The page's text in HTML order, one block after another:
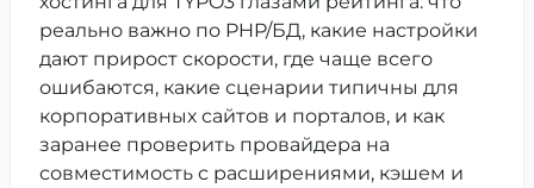
реально важно по PHP/БД, какие настройки
дают прирост скорости, где чаще всего
ошибаются, какие сценарии типичны для
корпоративных сайтов и порталов, и как
заранее проверить провайдера на
совместимость с расширениями, кэшем и